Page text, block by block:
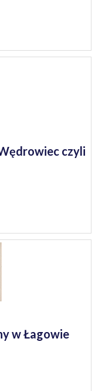
czyli
w Łagowie